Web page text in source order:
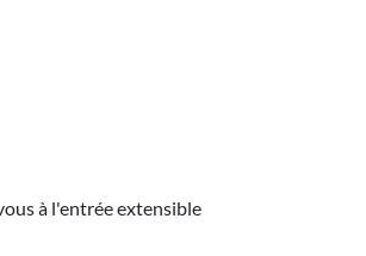
à l'entrée extensible